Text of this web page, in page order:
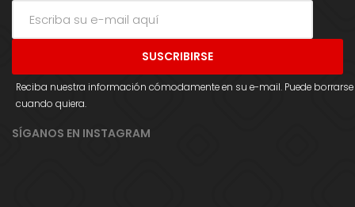
Reciba nuestra información cómodamente en su e-mail. Puede borrarse
cuando quiera.
SÍGANOS EN INSTAGRAM